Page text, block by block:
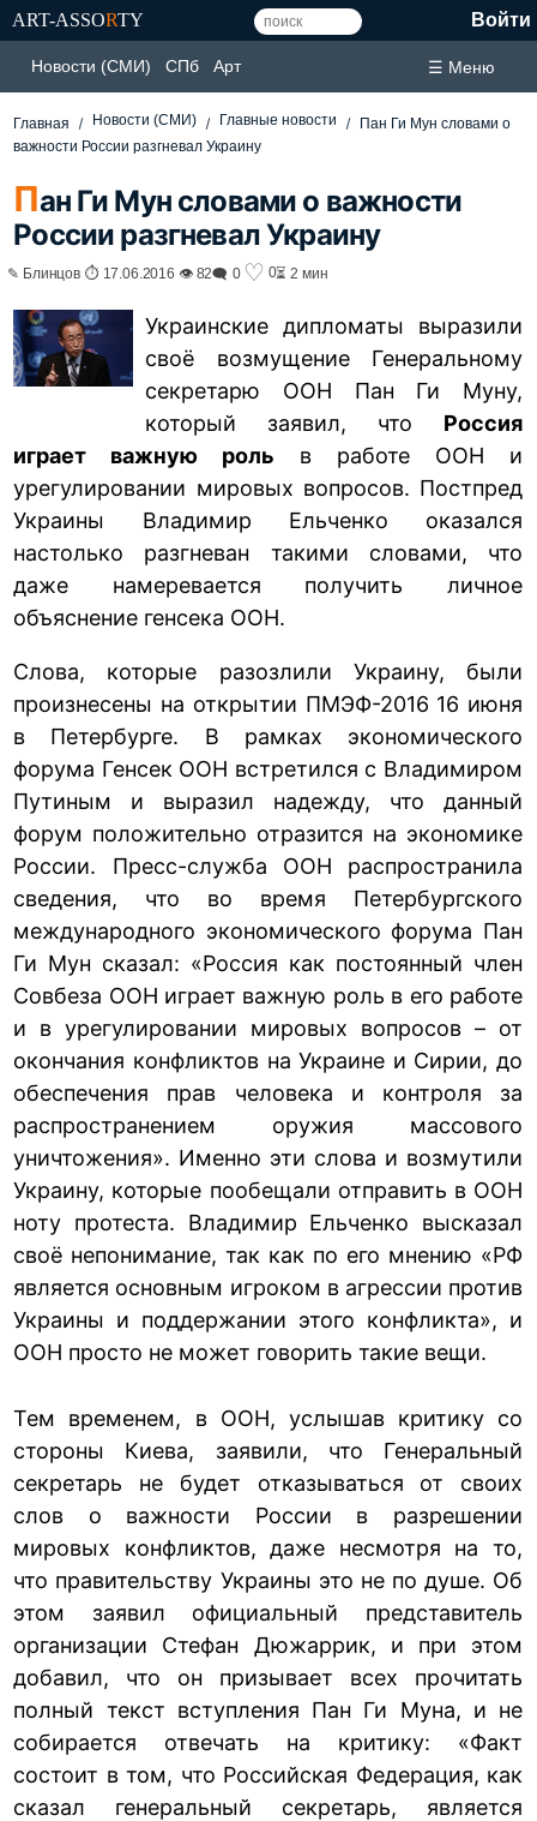
ART-ASSORTY Войти
Новости (СМИ) СПб Арт ☰ Меню
Главная Новости (СМИ) Главные новости
Пан Ги Мун словами о
важности России разгневал Украину
Пан Ги Мун словами о важности
России разгневал Украину
✎ Блинцов ⏱ 17.06.2016 👁 82🗨 0 ♡ 0⏳ 2 мин
Украинские дипломаты выразили
своё возмущение Генеральному
секретарю ООН Пан Ги Муну,
который заявил, что Россия
играет важную роль в работе ООН и
урегулировании мировых вопросов. Постпред
Украины Владимир Ельченко оказался
настолько разгневан такими словами, что
даже намеревается получить личное
объяснение генсека ООН.
Слова, которые разозлили Украину, были
произнесены на открытии ПМЭФ-2016 16 июня
в Петербурге. В рамках экономического
форума Генсек ООН встретился с Владимиром
Путиным и выразил надежду, что данный
форум положительно отразится на экономике
России. Пресс-служба ООН распространила
сведения, что во время Петербургского
международного экономического форума Пан
Ги Мун сказал: «Россия как постоянный член
Совбеза ООН играет важную роль в его работе
и в урегулировании мировых вопросов – от
окончания конфликтов на Украине и Сирии, до
обеспечения прав человека и контроля за
распространением оружия массового
уничтожения». Именно эти слова и возмутили
Украину, которые пообещали отправить в ООН
ноту протеста. Владимир Ельченко высказал
своё непонимание, так как по его мнению «РФ
является основным игроком в агрессии против
Украины и поддержании этого конфликта», и
ООН просто не может говорить такие вещи.
Тем временем, в ООН, услышав критику со
стороны Киева, заявили, что Генеральный
секретарь не будет отказываться от своих
слов о важности России в разрешении
мировых конфликтов, даже несмотря на то,
что правительству Украины это не по душе. Об
этом заявил официальный представитель
организации Стефан Дюжаррик, и при этом
добавил, что он призывает всех прочитать
полный текст вступления Пан Ги Муна, и не
собирается отвечать на критику: «Факт
состоит в том, что Российская Федерация, как
сказал генеральный секретарь, является